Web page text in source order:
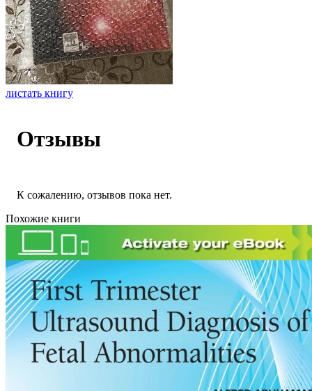
листать книгу
Отзывы
К сожалению, отзывов пока нет.
Похожие книги